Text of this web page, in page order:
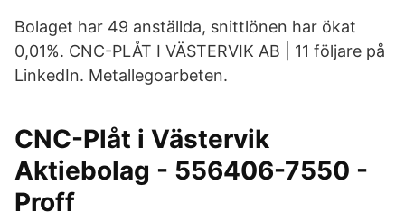
Bolaget har 49 anställda, snittlönen har ökat
0,01%. CNC-PLÅT I VÄSTERVIK AB | 11 följare på
LinkedIn. Metallegoarbeten.
CNC-Plåt i Västervik
Aktiebolag - 556406-7550 -
Proff